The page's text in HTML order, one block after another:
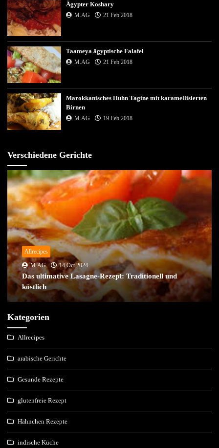
Ägypter Koshary
M.AG 21 Feb 2018
Taameya ägyptische Falafel
M.AG 21 Feb 2018
Marokkanisches Huhn Tagine mit karamellisierten
Birnen
M.AG 19 Feb 2018
Verschiedene Gerichte
Allrecipes
M.AG
14 Oct 2024
Das ultimative Lasagne-Rezept: Traditionell und
köstlich
Kategorien
Allrecipes
arabische Gerichte
Gesunde Rezepte
glutenfreie Rezept
Hähnchen Rezepte
indische Küche